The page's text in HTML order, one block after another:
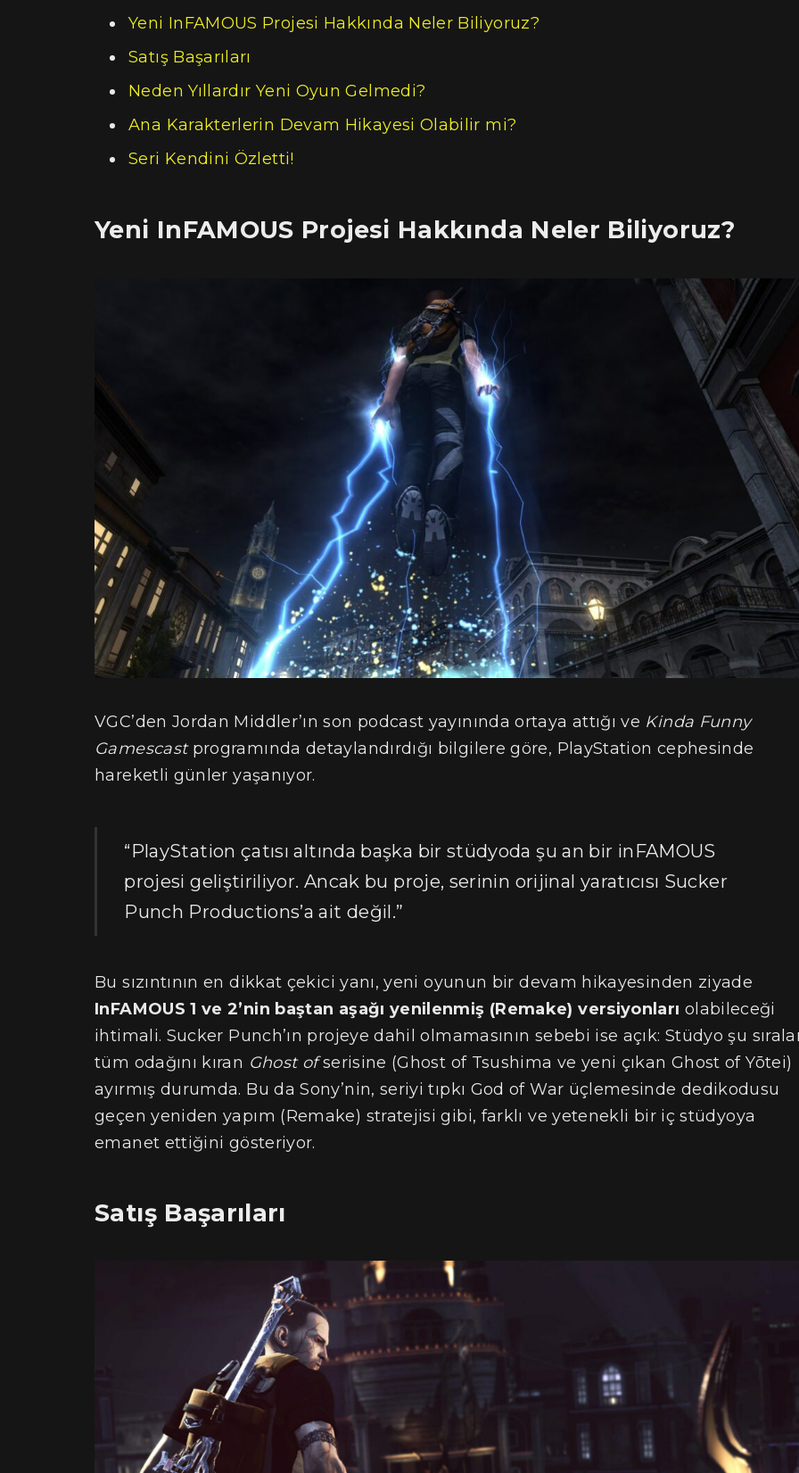
Yeni InFAMOUS Projesi Hakkında Neler Biliyoruz?
Satış Başarıları
Neden Yıllardır Yeni Oyun Gelmedi?
Ana Karakterlerin Devam Hikayesi Olabilir mi?
Seri Kendini Özletti!
Yeni InFAMOUS Projesi Hakkında Neler Biliyoruz?
VGC’den Jordan Middler’ın son podcast yayınında ortaya attığı ve Kinda Funny
Gamescastprogramında detaylandırdığı bilgilere göre, PlayStation cephesinde
hareketli günler yaşanıyor.
“PlayStation çatısı altında başka bir stüdyoda şu an bir inFAMOUS
projesi geliştiriliyor. Ancak bu proje, serinin orijinal yaratıcısı Sucker
Punch Productions’a ait değil.”
Bu sızıntının en dikkat çekici yanı, yeni oyunun bir devam hikayesinden ziyade
InFAMOUS 1 ve 2’nin baştan aşağı yenilenmiş (Remake) versiyonları olabileceği
ihtimali. Sucker Punch’ın projeye dahil olmamasının sebebi ise açık: Stüdyo şu
tüm odağını kıran Ghost ofserisine (Ghost of Tsushima ve yeni çıkan Ghost of Yōtei)
ayırmış durumda. Bu da Sony’nin, seriyi tıpkı God of War üçlemesinde dedikodusu
geçen yeniden yapım (Remake) stratejisi gibi, farklı ve yetenekli bir iç stüdyoya
emanet ettiğini gösteriyor.
Satış Başarıları